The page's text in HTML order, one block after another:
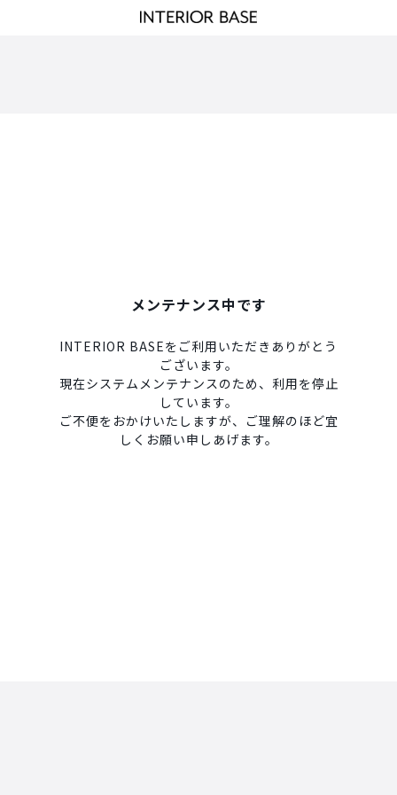
メンテナンス中です
INTERIOR BASEをご利用いただきありがとう
ございます。
現在システムメンテナンスのため、利用を停止
しています。
ご不便をおかけいたしますが、ご理解のほど宜
しくお願い申しあげます。